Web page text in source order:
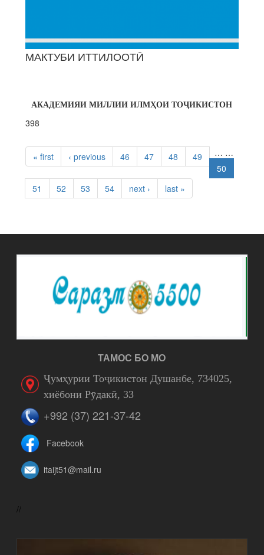
МАКТУБИ ИТТИЛООТӢ
АКАДЕМИЯИ МИЛЛИИ ИЛМҲОИ ТОҶИКИСТОН
398
PAGES
« first ‹ previous …
46 47 48
49
50
51
52 53 54
…
next › last »
ТАМОС БО МО
Ҷумҳурии Тоҷикистон Душанбе, 734025,
хиёбони Рӯдакӣ, 33
+992 (37) 221-37-42
Facebook
itaijt51@mail.ru
//